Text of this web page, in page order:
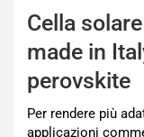
Cella
made in
perovskite
Per rendere più
applicazioni